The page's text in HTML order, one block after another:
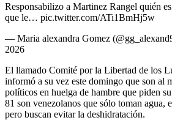
Responsabilizo a Martinez Rangel quién
que le… pic.twitter.com/ATi1BmHj5w
— Maria alexandra Gomez
2026
El llamado Comité por la Libertad de los
informó a su vez este domingo que son al
políticos en huelga de hambre que piden
81 son venezolanos que sólo toman agua,
pero buscan evitar la deshidratación.